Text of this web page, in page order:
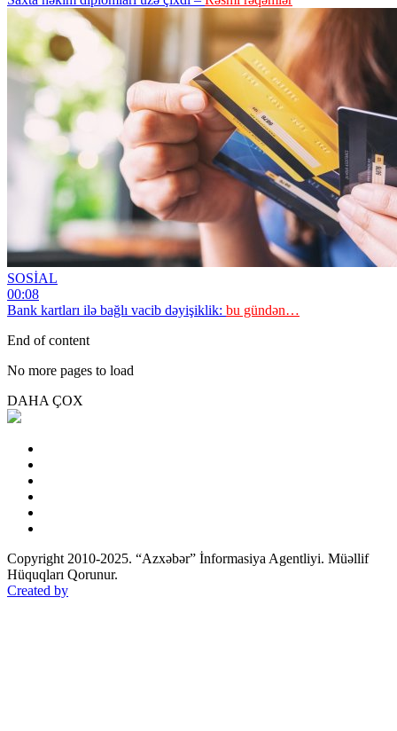
SOSİAL
00:08
Bank kartları ilə bağlı vacib dəyişiklik: bu gündən…
End of content
No more pages to load
DAHA ÇOX
Copyright 2010-2025. “Azxəbər” İnformasiya Agentliyi. Müəllif
Hüquqları Qorunur.
Created by